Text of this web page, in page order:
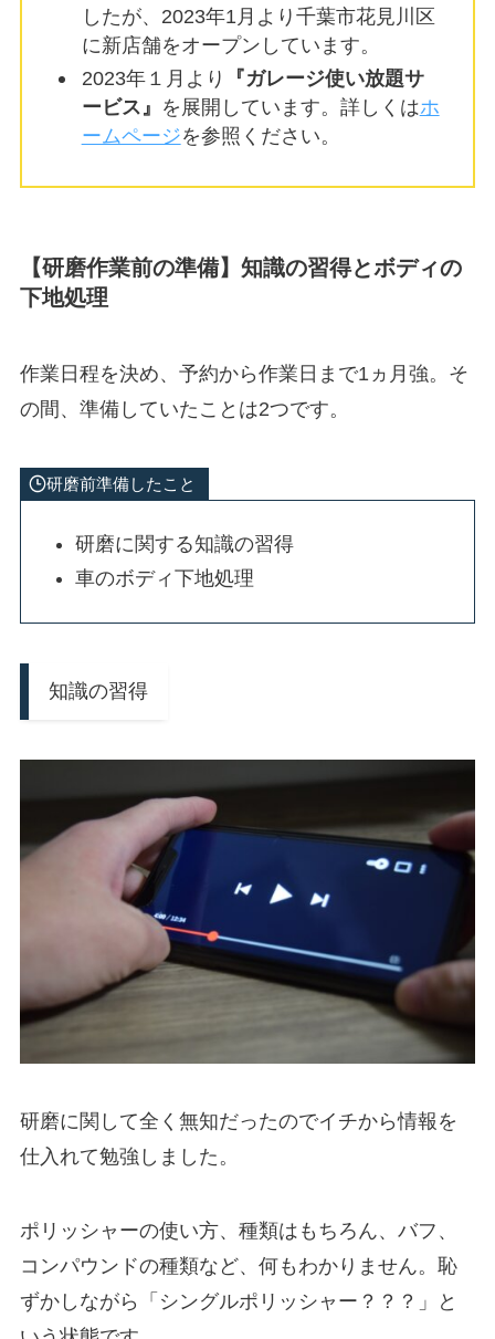
したが、2023年1月より千葉市花見川区
に新店舗をオープンしています。
2023年１月より
『ガレージ使い放題サ
ービス』 を展開しています。詳しくはホ
ームページを参照ください。
【研磨作業前の準備】知識の習得とボディの
下地処理
作業日程を決め、予約から作業日まで1ヵ月強。そ
の間、準備していたことは2つです。
研磨前準備したこと
研磨に関する知識の習得
車のボディ下地処理
知識の習得
研磨に関して全く無知だったのでイチから情報を
仕入れて勉強しました。
ポリッシャーの使い方、種類はもちろん、バフ、
コンパウンドの種類など、何もわかりません。恥
ずかしながら「シングルポリッシャー？？？」と